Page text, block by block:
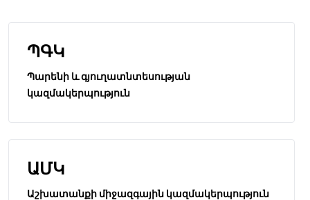
ՊԳԿ
Պարենի և գյուղատնտեսության
կազմակերպություն
ԱՄԿ
Աշխատանքի միջազգային կազմակերպություն